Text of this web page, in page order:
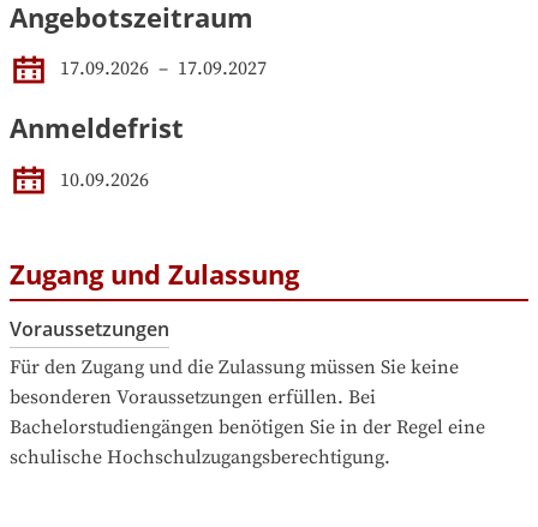
Angebotszeitraum
17.09.2026 – 17.09.2027
Anmeldefrist
10.09.2026
Zugang und Zulassung
Voraussetzungen
Für den Zugang und die Zulassung müssen Sie keine
besonderen Voraussetzungen erfüllen. Bei
Bachelorstudiengängen benötigen Sie in der Regel eine
schulische Hochschulzugangsberechtigung.